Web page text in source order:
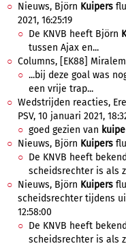
Nieuws, Björn Kuipers
2021, 16:25:19
De KNVB heeft Björn
tussen Ajax en...
Columns, [EK88]
...bij deze goal was
een vrije trap...
Wedstrijden reacties,
PSV, 10 januari 2021,
goed gezien van
Nieuws, Björn Kuipers
De KNVB heeft
scheidsrechter is als
Nieuws, Björn Kuipers
scheidsrechter tijdens
12:58:00
De KNVB heeft
scheidsrechter is als